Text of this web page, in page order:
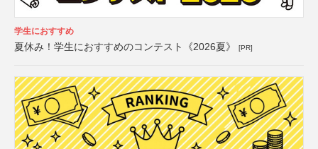
学生におすすめ
夏休み！学生におすすめのコンテスト《2026夏》 [PR]